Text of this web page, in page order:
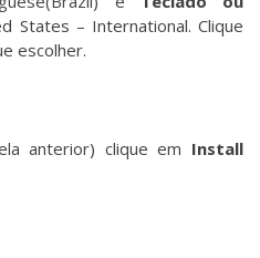
States – International. Clique
escolher.
anterior) clique em Install